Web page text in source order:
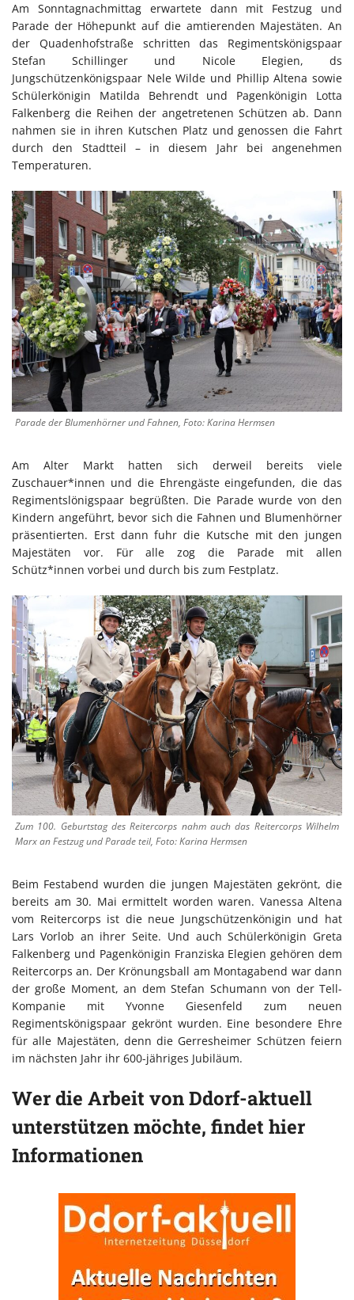
Am Sonntagnachmittag erwartete dann mit Festzug und
Parade der Höhepunkt auf die amtierenden Majestäten. An
der Quadenhofstraße schritten das Regimentskönigspaar
Stefan Schillinger und Nicole Elegien, ds
Jungschützenkönigspaar Nele Wilde und Phillip Altena sowie
Schülerkönigin Matilda Behrendt und Pagenkönigin Lotta
Falkenberg die Reihen der angetretenen Schützen ab. Dann
nahmen sie in ihren Kutschen Platz und genossen die Fahrt
durch den Stadtteil – in diesem Jahr bei angenehmen
Temperaturen.
Parade der Blumenhörner und Fahnen, Foto: Karina Hermsen
Am Alter Markt hatten sich derweil bereits viele
Zuschauer*innen und die Ehrengäste eingefunden, die das
Regimentslönigspaar begrüßten. Die Parade wurde von den
Kindern angeführt, bevor sich die Fahnen und Blumenhörner
präsentierten. Erst dann fuhr die Kutsche mit den jungen
Majestäten vor. Für alle zog die Parade mit allen
Schütz*innen vorbei und durch bis zum Festplatz.
Zum 100. Geburtstag des Reitercorps nahm auch das Reitercorps Wilhelm
Marx an Festzug und Parade teil, Foto: Karina Hermsen
Beim Festabend wurden die jungen Majestäten gekrönt, die
bereits am 30. Mai ermittelt worden waren. Vanessa Altena
vom Reitercorps ist die neue Jungschützenkönigin und hat
Lars Vorlob an ihrer Seite. Und auch Schülerkönigin Greta
Falkenberg und Pagenkönigin Franziska Elegien gehören dem
Reitercorps an. Der Krönungsball am Montagabend war dann
der große Moment, an dem Stefan Schumann von der Tell-
Kompanie mit Yvonne Giesenfeld zum neuen
Regimentskönigspaar gekrönt wurden. Eine besondere Ehre
für alle Majestäten, denn die Gerresheimer Schützen feiern
im nächsten Jahr ihr 600-jähriges Jubiläum.
Wer die Arbeit von Ddorf-aktuell
unterstützen möchte, findet hier
Informationen